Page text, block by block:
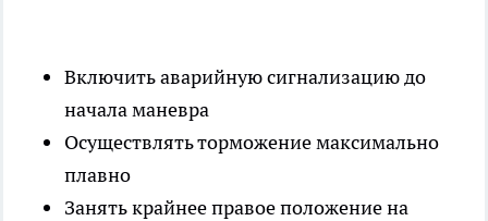
Включить аварийную сигнализацию до
начала маневра
Осуществлять торможение максимально
плавно
Занять крайнее правое положение на